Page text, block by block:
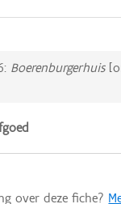
Boerenburgerhuis
over deze fiche?